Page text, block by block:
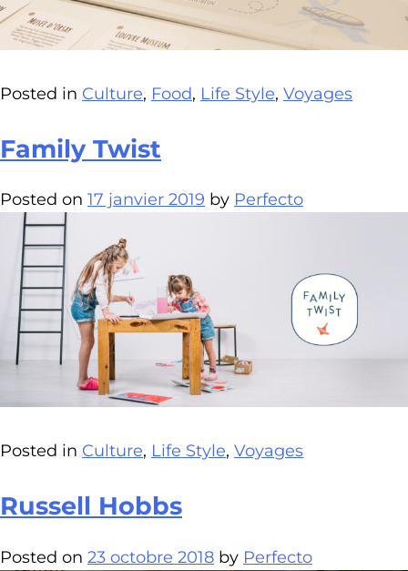
Posted in Culture, Food, Life Style, Voyages
Family Twist
Posted on 17 janvier 2019 by Perfecto
Posted in Culture, Life Style, Voyages
Russell Hobbs
Posted on 23 octobre 2018 by Perfecto